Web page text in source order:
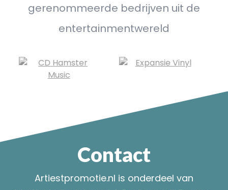
gerenommeerde bedrijven uit de
entertainmentwereld
Contact
Artiestpromotie.nl is onderdeel van